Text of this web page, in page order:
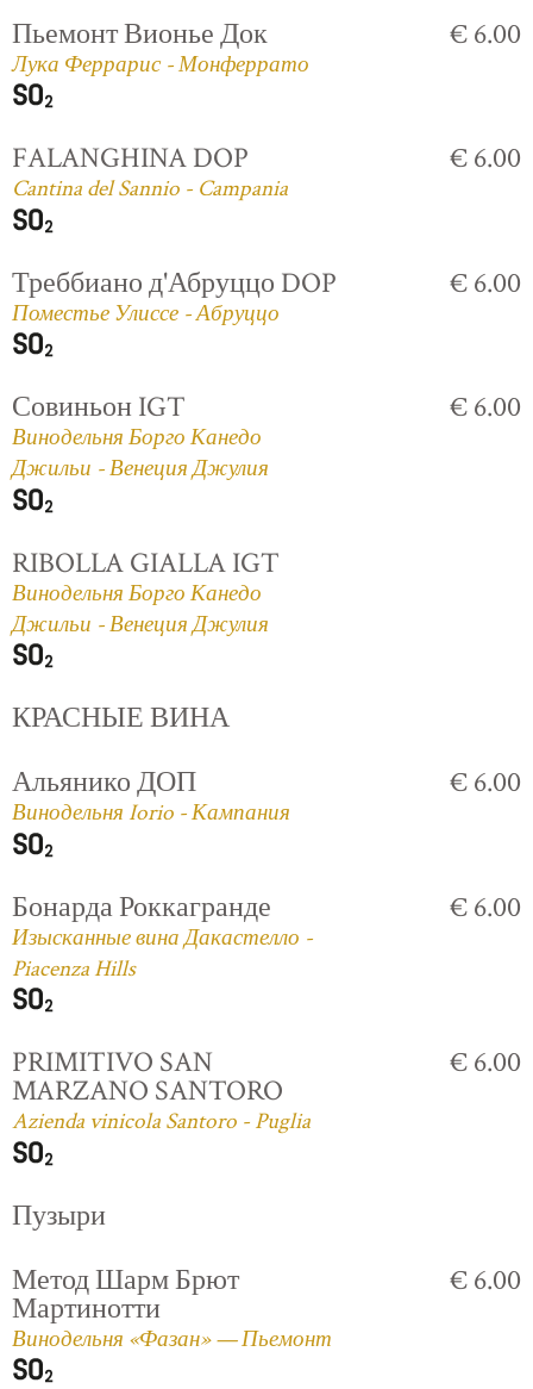
Пьемонт Вионье Док
Лука Феррарис - Монферрато
€ 6.00
FALANGHINA DOP
Cantina del Sannio - Campania
€ 6.00
Треббиано д'Абруццо DOP
Поместье Улиссе - Абруццо
€ 6.00
Совиньон IGT
Винодельня Борго Канедо
Джильи - Венеция Джулия
€ 6.00
RIBOLLA GIALLA IGT
Винодельня Борго Канедо
Джильи - Венеция Джулия
КРАСНЫЕ ВИНА
Альянико ДОП
Винодельня Iorio - Кампания
€ 6.00
Бонарда Роккагранде
Изысканные вина Дакастелло -
Piacenza Hills
€ 6.00
PRIMITIVO SAN
MARZANO SANTORO
Azienda vinicola Santoro - Puglia
€ 6.00
Пузыри
Метод Шарм Брют
Мартинотти
Винодельня «Фазан» — Пьемонт
€ 6.00